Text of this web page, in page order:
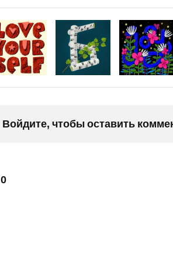
Войдите, чтобы оставить
0